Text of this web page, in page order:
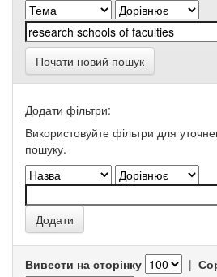
Почати новий пошук
Додати фільтри:
Використовуйте фільтри для
пошуку.
Вивести на сторінку |